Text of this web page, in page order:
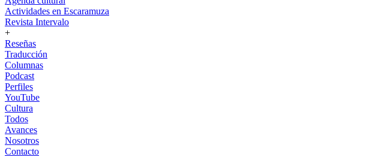
Actividades en Escaramuza
Revista Intervalo
+
Reseñas
Traducción
Columnas
Podcast
Perfiles
YouTube
Cultura
Todos
Avances
Nosotros
Contacto